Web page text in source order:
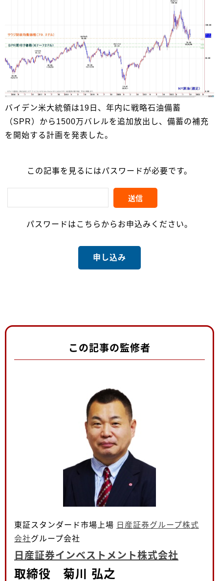
バイデン米大統領は19日、年内に戦略石油備蓄
（SPR）から1500万バレルを追加放出し、備蓄の補充
を開始する計画を発表した。
この記事を見るにはパスワードが必要です。
パスワードはこちらからお申込みください。
申し込み
この記事の監修者
東証スタンダード市場上場 日産証券グループ株式
会社グループ会社
日産証券インベストメント株式会社
取締役 菊川 弘之